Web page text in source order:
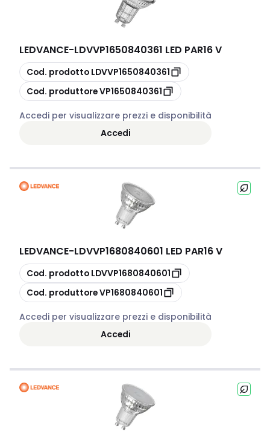
LEDVANCE-LDVVP1650840361 LED PAR16 V
copia
Cod. prodotto LDVVP1650840361
copia
Cod. produttoreVP1650840361
Accedi per visualizzare prezzi e disponibilità
Accedi
LEDVANCE-LDVVP1680840601 LED PAR16 V
copia
Cod. prodotto LDVVP1680840601
copia
Cod. produttoreVP1680840601
Accedi per visualizzare prezzi e disponibilità
Accedi